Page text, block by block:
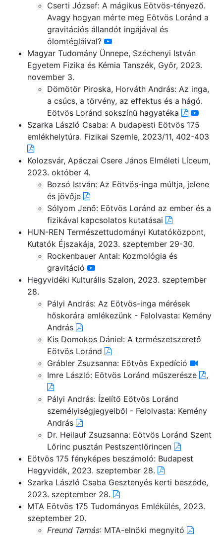
Cserti József: A mágikus Eötvös-tényező.
Avagy hogyan mérte meg Eötvös Loránd a
gravitációs állandót ingájával és
ólomtégláival?
Magyar Tudomány Ünnepe, Széchenyi István
Egyetem Fizika és Kémia Tanszék, Győr, 2023.
november 3.
Dömötör Piroska, Horváth András: Az inga,
a csúcs, a törvény, az effektus és a hágó.
Eötvös Loránd sokszínű hagyatéka
Szarka László Csaba: A budapesti Eötvös 175
emlékhelytúra. Fizikai Szemle, 2023/11, 402-403
Kolozsvár, Apáczai Csere János Elméleti Líceum,
2023. október 4.
Bozsó István: Az Eötvös-inga múltja, jelene
és jövője
Sólyom Jenő: Eötvös Loránd az ember és a
fizikával kapcsolatos kutatásai
HUN-REN Természettudományi Kutatóközpont,
Kutatók Éjszakája, 2023. szeptember 29-30.
Rockenbauer Antal: Kozmológia és
gravitáció
Hegyvidéki Kulturális Szalon, 2023. szeptember
28.
Pályi András: Az Eötvös-inga mérések
hőskorára emlékezünk - Felolvasta: Kemény
András
Kis Domokos Dániel: A természetszerető
Eötvös Loránd
Grábler Zsuzsanna: Eötvös Expedíció
Imre László: Eötvös Loránd műszerésze
,
Pályi András: Ízelítő Eötvös Loránd
személyiségjegyeiből - Felolvasta: Kemény
András
Dr. Heilauf Zsuzsanna: Eötvös Loránd Szent
Lőrinc pusztán Pestszentlőrincen
Eötvös 175 fényképes beszámoló: Budapest
Hegyvidék, 2023. szeptember 28.
Szarka László Csaba Gesztenyés kerti beszéde,
2023. szeptember 28.
MTA Eötvös 175 Tudományos Emlékülés, 2023.
szeptember 20.
Freund Tamás: MTA-elnöki megnyitó